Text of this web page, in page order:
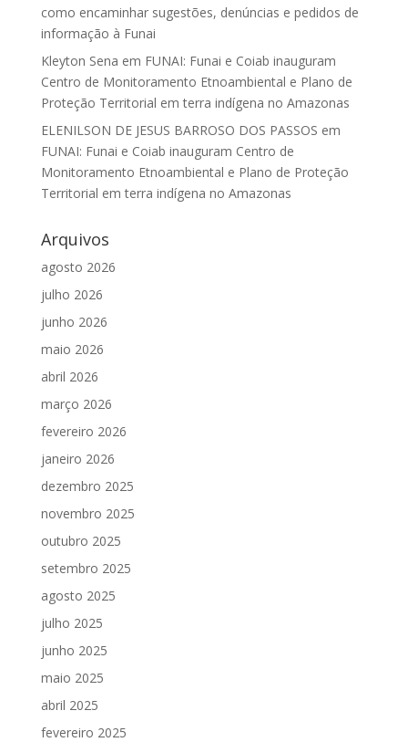
como encaminhar sugestões, denúncias e pedidos de
informação à Funai
Kleyton Sena em FUNAI: Funai e Coiab inauguram
Centro de Monitoramento Etnoambiental e Plano de
Proteção Territorial em terra indígena no Amazonas
ELENILSON DE JESUS BARROSO DOS PASSOS em
FUNAI: Funai e Coiab inauguram Centro de
Monitoramento Etnoambiental e Plano de Proteção
Territorial em terra indígena no Amazonas
Arquivos
agosto 2026
julho 2026
junho 2026
maio 2026
abril 2026
março 2026
fevereiro 2026
janeiro 2026
dezembro 2025
novembro 2025
outubro 2025
setembro 2025
agosto 2025
julho 2025
junho 2025
maio 2025
abril 2025
fevereiro 2025